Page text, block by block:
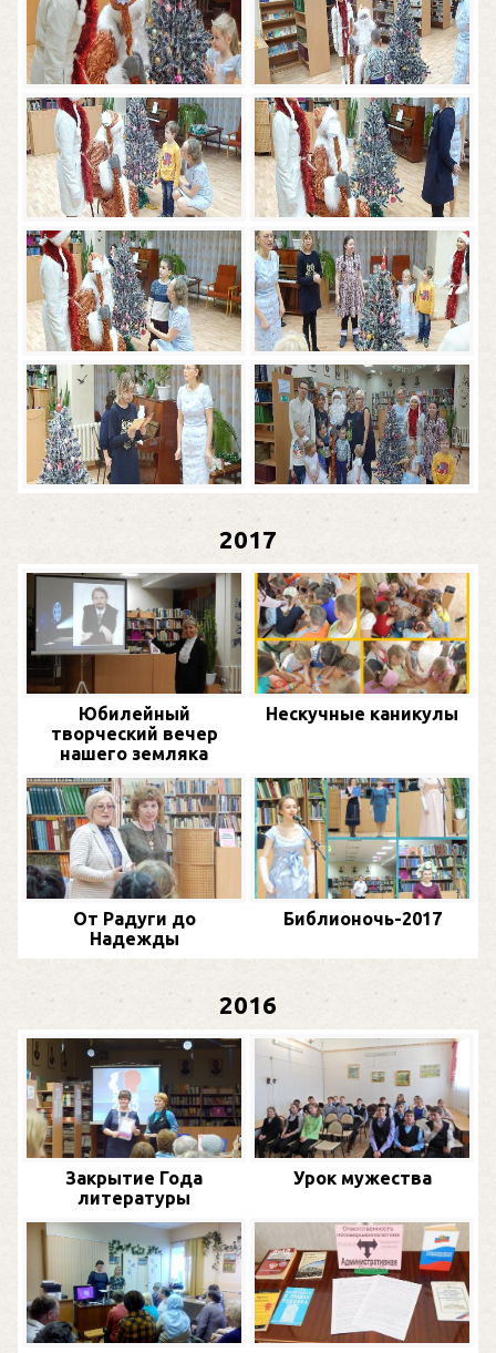
2017
Юбилейный
творческий вечер
нашего земляка
Нескучные каникулы
От Радуги до
Надежды
Библионочь-2017
2016
Закрытие Года
литературы
Урок мужества